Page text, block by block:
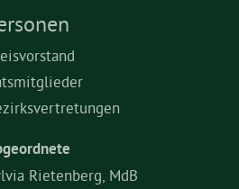
Rietenberg, MdB